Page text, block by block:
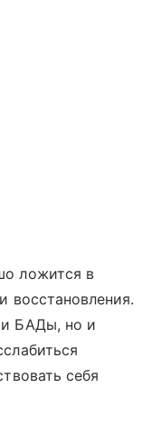
ложится в
восстановления.
БАДы, но и
себя